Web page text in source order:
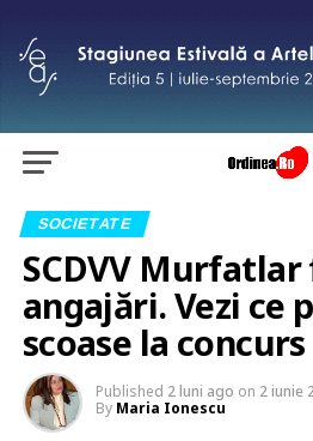
SOCIETATE
SCDVV Murfatlar
angajări. Vezi ce
scoase la concurs
Published 2 luni ago on 2 iunie
By Maria Ionescu